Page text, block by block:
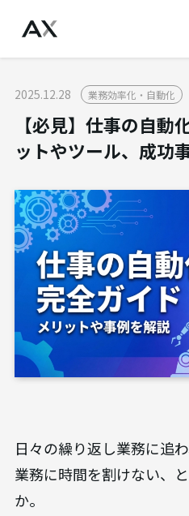
2025.12.28 業務効率化・自動化
【必見】仕事の自動
ットやツール、成功
日々の繰り返し業務に追
業務に時間を割けない、
か。